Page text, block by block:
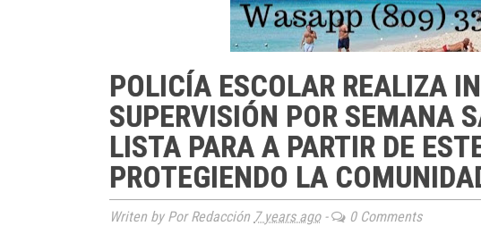
POLICÍA ESCOLAR REALIZA
SUPERVISIÓN POR SEMANA
LISTA PARA A PARTIR DE
PROTEGIENDO LA
Writen by Por Redacción 7 years ago- 0 Comments